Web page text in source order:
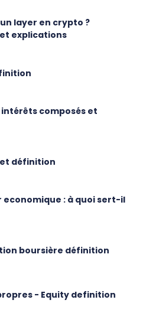
layer en crypto ?
explications
intérêts composés et
et définition
economique : à quoi sert-il
boursière définition
- Equity definition